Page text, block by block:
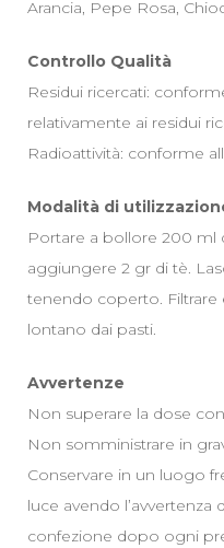
Arancia, Pepe Rosa,
Controllo Qualità
Residui ricercati:
relativamente ai residui
Radioattività: conforme
Modalità di
Portare a bollore 200 ml
aggiungere 2 gr di tè.
tenendo coperto. Filtrare
lontano dai pasti.
Avvertenze
Non superare la dose
Non somministrare in
Conservare in un luogo
luce avendo
confezione dopo ogni